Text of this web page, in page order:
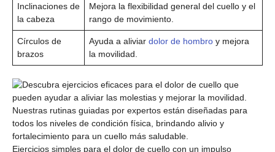
Inclinaciones de
la cabeza
Mejora la flexibilidad general del cuello y el
rango de movimiento.
Círculos de
brazos
Ayuda a aliviar dolor de hombro y mejora
la movilidad.
Ejercicios simples para el dolor de cuello con un impulso